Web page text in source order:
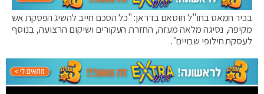
בכיר חמאס בחו"ל חוסאם בדראן: "כל הסכם חייב להשיג הפסקת אש
מקיפה, נסיגה מלאה מעזה, החזרת העקורים ושיקום הרצועה, בנוסף
לעסקת חילופי שבויים".